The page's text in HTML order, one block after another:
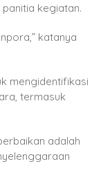
kegiatan.
katanya
mengidentifikasi
termasuk
adalah